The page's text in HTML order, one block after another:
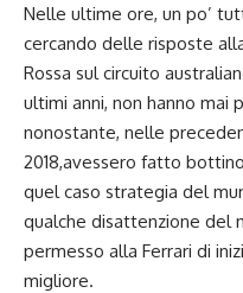
Nelle ultime ore, un po’
cercando delle risposte
Rossa sul circuito
ultimi anni, non hanno mai
nonostante, nelle
2018,avessero fatto
quel caso strategia del
qualche disattenzione del
permesso alla Ferrari di
migliore.